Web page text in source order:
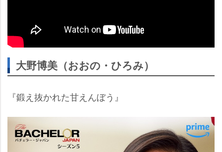
大野博美（おおの・ひろみ）
『鍛え抜かれた甘えんぼう』